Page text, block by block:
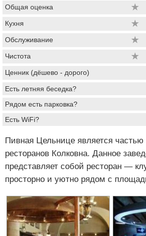
Общая оценка ★
Кухня ★
Обслуживание ★
Чистота ★
Ценник (дёшево - дорого)
Есть летняя беседка?
Рядом есть парковка?
Есть WiFi?
Пивная Цельнице является частью
ресторанов Колковна. Данное
представляет собой ресторан —
просторно и уютно рядом с